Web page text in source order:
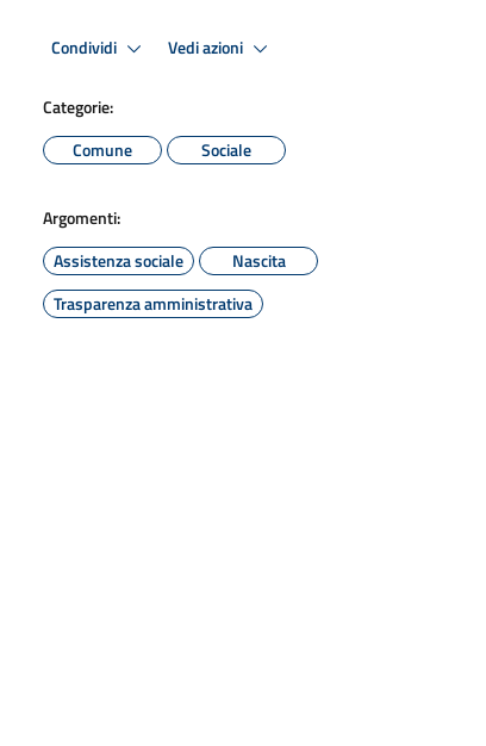
Condividi Vedi azioni
Categorie:
Comune
Sociale
Argomenti:
Assistenza sociale
Nascita
Trasparenza amministrativa